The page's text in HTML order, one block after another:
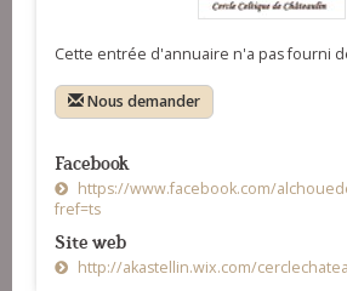
Cette entrée d'annuaire n'a pas fourni
Nous demander
Facebook
https://www.facebook.com/
fref=ts
Site web
http://akastellin.wix.com/